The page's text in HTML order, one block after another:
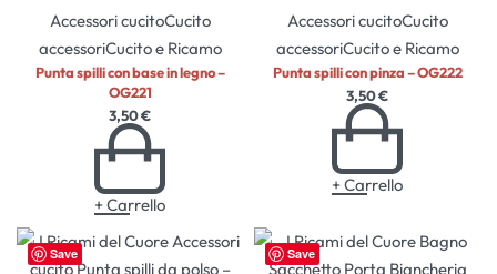
Accessori cucitoCucito
accessoriCucito e Ricamo
Punta spilli con base in legno –
OG221
3,50€
+ Carrello
Accessori cucitoCucito
accessoriCucito e Ricamo
Punta spilli con pinza – OG222
3,50€
+ Carrello
Save Save